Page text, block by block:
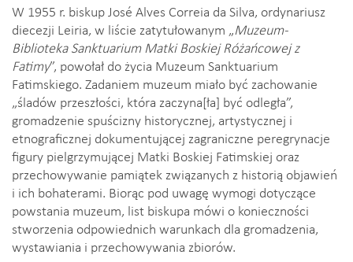
W 1955 r. biskup José Alves Correia da Silva, ordynariusz
diecezji Leiria, w liście zatytułowanym „Muzeum-
Biblioteka Sanktuarium Matki Boskiej Różańcowej z
Fatimy”, powołał do życia Muzeum Sanktuarium
Fatimskiego. Zadaniem muzeum miało być zachowanie
„śladów przeszłości, która zaczyna[ła] być odległa”,
gromadzenie spuścizny historycznej, artystycznej i
etnograficznej dokumentującej zagraniczne peregrynacje
figury pielgrzymującej Matki Boskiej Fatimskiej oraz
przechowywanie pamiątek związanych z historią objawień
i ich bohaterami. Biorąc pod uwagę wymogi dotyczące
powstania muzeum, list biskupa mówi o konieczności
stworzenia odpowiednich warunkach dla gromadzenia,
wystawiania i przechowywania zbiorów.